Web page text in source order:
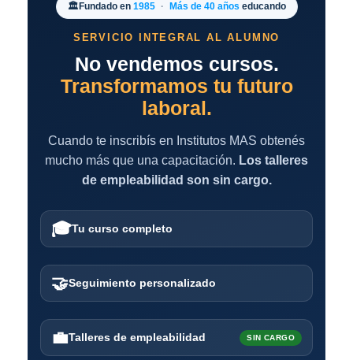
🏛️ Fundado en 1985 · Más de 40 años educando
SERVICIO INTEGRAL AL ALUMNO
No vendemos cursos.
Transformamos tu futuro
laboral.
Cuando te inscribís en Institutos MAS obtenés
mucho más que una capacitación. Los talleres
de empleabilidad son sin cargo.
🎓Tu curso completo
🤝Seguimiento personalizado
💼Talleres de empleabilidad SIN CARGO